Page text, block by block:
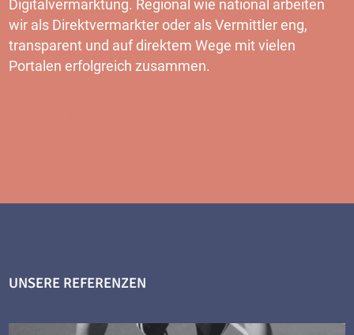
Digitalvermarktung. Regional wie national arbeiten
wir als Direktvermarkter oder als Vermittler eng,
transparent und auf direktem Wege mit vielen
Portalen erfolgreich zusammen.
UNSERE REFERENZEN